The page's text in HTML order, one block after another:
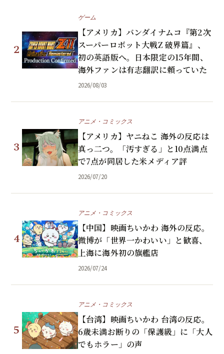
2
ゲーム
【アメリカ】バンダイナムコ『第2次
スーパーロボット大戦Z 破界篇』、
初の英語版へ。日本限定の15年間、
海外ファンは有志翻訳に頼っていた
2026/08/03
3
アニメ・コミックス
【アメリカ】ヤニねこ 海外の反応は
真っ二つ。「汚すぎる」と10点満点
で7点が同居した米メディア評
2026/07/20
4
アニメ・コミックス
【中国】映画ちいかわ 海外の反応。
微博が「世界一かわいい」と歓喜、
上海に海外初の旗艦店
2026/07/24
5
アニメ・コミックス
【台湾】映画ちいかわ 台湾の反応。
6歳未満お断りの「保護級」に「大人
でもホラー」の声